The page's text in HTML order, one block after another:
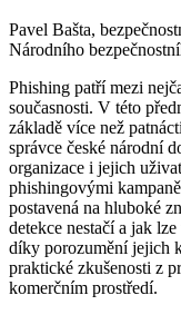
Pavel Bašta,
Národního
Phishing patří mezi
současnosti. V této
základě více než
správce české národní
organizace i jejich
phishingovými
postavená na hluboké
detekce nestačí a jak
díky porozumění jejich
praktické zkušenosti z
komerčním prostředí.